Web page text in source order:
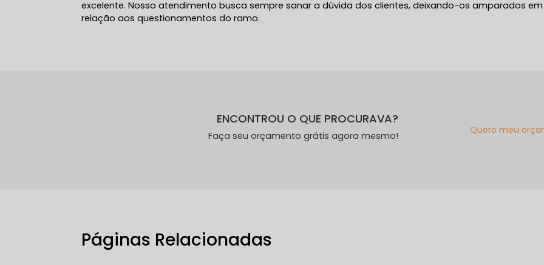
excelente. Nosso atendimento busca sempre sanar a dúvida dos clientes, deixando-os amparados em
relação aos questionamentos do ramo.
ENCONTROU O QUE PROCURAVA?
Faça seu orçamento grátis agora mesmo!
Quero meu
Páginas Relacionadas